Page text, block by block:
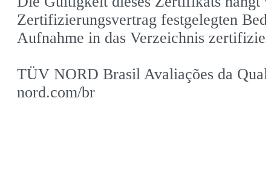
Zertifizierungsvertrag festgelegten
Aufnahme in das Verzeichnis
TÜV NORD Brasil Avaliações da
nord.com/br